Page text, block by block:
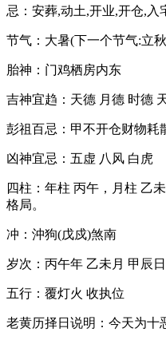
忌：安葬,动土,开业,开仓,入
节气：大暑(下一个节气:立
胎神：门鸡栖房内东
吉神宜趋：天德 月德 时德
彭祖百忌：甲不开仓财物耗
凶神宜忌：五虚 八风 白虎
四柱：年柱 丙午，月柱 乙
格局。
冲：沖狗(戊戍)煞南
岁次：丙午年 乙未月 甲辰日
五行：覆灯火 收执位
老黄历择日说明：今天为十